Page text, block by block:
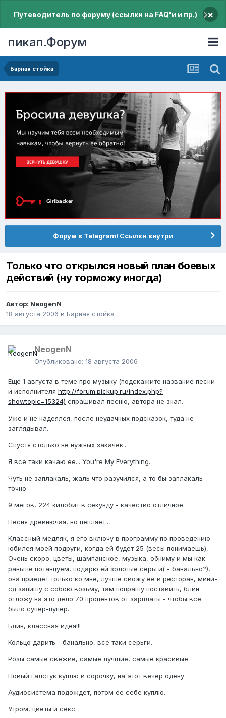
Путеводитель по форуму (ссылки на FAQ'и и пр.) ×
пикап.Форум
Барная стойка
Форум в Telegram! Ссылки внутри
Только что открылся новый план боевых
действий (ну торможу иногда)
Автор: NeogenN
18 августа 2006 в Барная стойка
NeogenN
Опубликовано: 18 августа 2006
Еще 1 августа в теме про музыку (подскажите название песни
и исполнителя http://forum.pickup.ru/index.php?
showtopic=15324) спрашивал песню, автора не знал.
Уже и не надеялся, после неудачных подсказок, туда не
заглядывал.
Спустя столько не нужных закачек...
Я все таки качаю ее... You're My Everything.
Чуть не заплакаль, жаль что разучился, а то бы заплакаль
точно.
9 мегов, 224 килобит в секунду - качество отличное.
Песня древнючая, но цепляет...
Классный медляк, я его включу в программу по проведению
юбилея моей подруги, когда ей будет 25 (весы понимаешь),
Очень скоро, цветы, шампанское, музыка, обниму и мы как
раньше потанцуем, подарю ей золотые серьги( - банально?),
она приедет только ко мне, лучше свожу ее в ресторан, мини-
сд запишу с собою возьму, там попрашу поставить, блин
отложу на это дело 70 процентов от зарплаты - чтобы все
было супер-пупер.
Блин, классная идея!!!
Кольцо дарить - банально, все таки серьги.
Розы самые свежие, самые лучшие, самые красивые.
Новый галстук куплю и сорочку, на этот вечер одену.
Аудиосистема подождет, потом ее себе куплю.
Утром, цветы и секс.